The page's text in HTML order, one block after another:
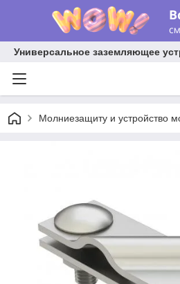
Универсальное заземляющее
Молниезащиту и устройство